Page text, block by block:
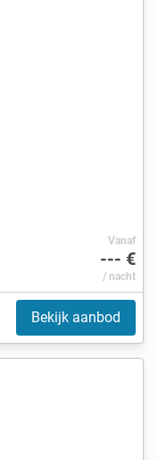
Vanaf
--- €
/ nacht
Bekijk aanbod